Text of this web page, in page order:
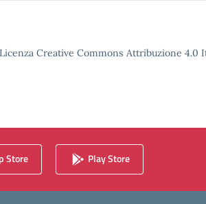
Creative Commons Attribuzione 4.0
Store Play Store